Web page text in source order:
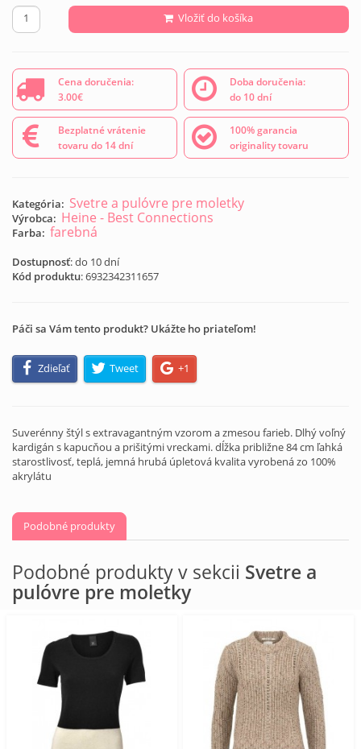
Vložiť do košíka
Cena doručenia:
3.00€
Doba doručenia:
do 10 dní
Bezplatné vrátenie
tovaru do 14 dní
100% garancia
originality tovaru
Kategória: Svetre a pulóvre pre moletky
Výrobca: Heine - Best Connections
Farba: farebná
Dostupnosť: do 10 dní
Kód produktu:6932342311657
Páči sa Vám tento produkt? Ukážte ho priateľom!
Zdieľať Tweet +1
Suverénny štýl s extravagantným vzorom a zmesou farieb. Dlhý voľný
kardigán s kapucňou a prišitými vreckami. dĺžka približne 84 cm ľahká
starostlivosť, teplá, jemná hrubá úpletová kvalita vyrobená zo 100%
akrylátu
Podobné produkty
Podobné produkty v sekcii Svetre a
pulóvre pre moletky